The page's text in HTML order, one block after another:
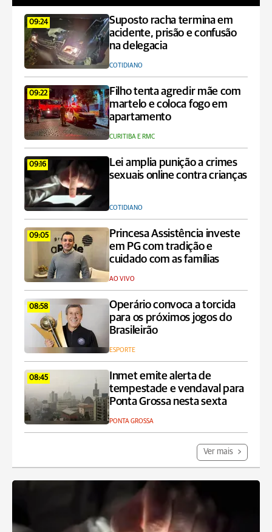
09:24
Suposto racha termina em
acidente, prisão e confusão
na delegacia
COTIDIANO
09:22
Filho tenta agredir mãe com
martelo e coloca fogo em
apartamento
CURITIBA E RMC
09:16
Lei amplia punição a crimes
sexuais online contra crianças
COTIDIANO
09:05
Princesa Assistência investe
em PG com tradição e
cuidado com as famílias
AO VIVO
08:58
Operário convoca a torcida
para os próximos jogos do
Brasileirão
ESPORTE
08:45
Inmet emite alerta de
tempestade e vendaval para
Ponta Grossa nesta sexta
PONTA GROSSA
Ver mais